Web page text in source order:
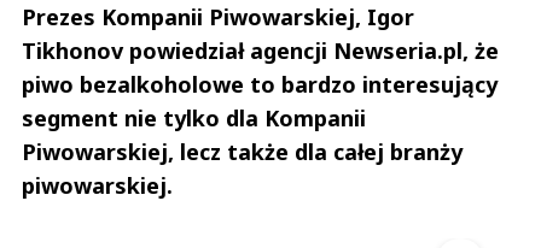
Prezes Kompanii Piwowarskiej, Igor
Tikhonov powiedział agencji Newseria.pl, że
piwo bezalkoholowe to bardzo interesujący
segment nie tylko dla Kompanii
Piwowarskiej, lecz także dla całej branży
piwowarskiej.